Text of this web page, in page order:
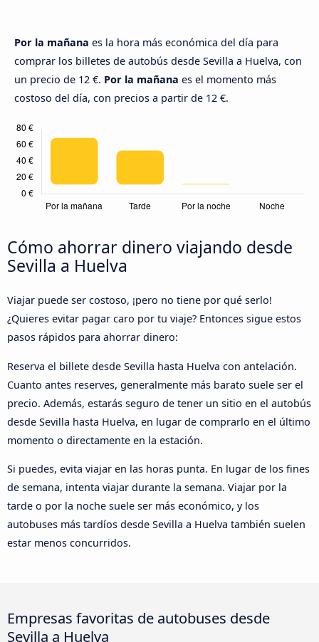
Por la mañana es la hora más económica del día para
comprar los billetes de autobús desde Sevilla a Huelva, con
un precio de 12 €. Por la mañana es el momento más
costoso del día, con precios a partir de 12 €.
Cómo ahorrar dinero viajando desde
Sevilla a Huelva
Viajar puede ser costoso, ¡pero no tiene por qué serlo!
¿Quieres evitar pagar caro por tu viaje? Entonces sigue estos
pasos rápidos para ahorrar dinero:
Reserva el billete desde Sevilla hasta Huelva con antelación.
Cuanto antes reserves, generalmente más barato suele ser el
precio. Además, estarás seguro de tener un sitio en el autobús
desde Sevilla hasta Huelva, en lugar de comprarlo en el último
momento o directamente en la estación.
Si puedes, evita viajar en las horas punta. En lugar de los fines
de semana, intenta viajar durante la semana. Viajar por la
tarde o por la noche suele ser más económico, y los
autobuses más tardíos desde Sevilla a Huelva también suelen
estar menos concurridos.
Empresas favoritas de autobuses desde
Sevilla a Huelva